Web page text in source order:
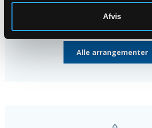
Afvis
Vægterandagt
Ringkøbing Kirke, kl. 21:00
Alle arrangementer